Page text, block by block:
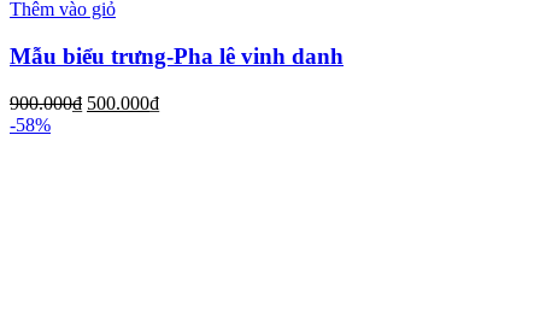
Thêm vào giỏ
Mẫu biểu trưng-Pha lê vinh danh
900.000₫ 500.000₫
-58%